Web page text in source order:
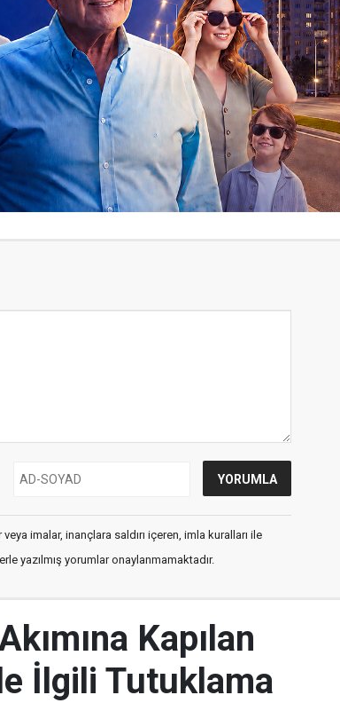
imalar, inançlara saldırı içeren, imla kuralları ile
yazılmış yorumlar onaylanmamaktadır.
Kapılan
İlgili Tutuklama